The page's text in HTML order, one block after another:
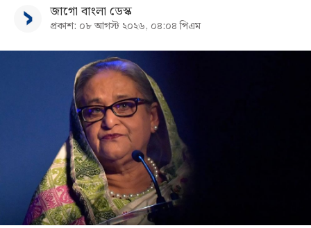
জাগো বাংলা ডেস্ক
প্রকাশ: ০৮ আগস্ট ২০২৬, ০৪:০৪ পিএম